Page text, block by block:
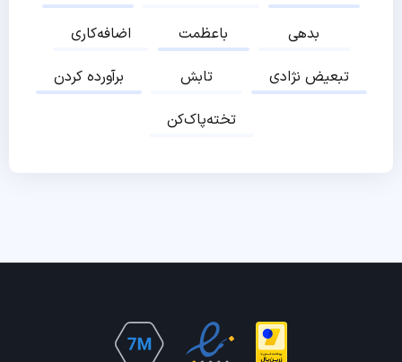
اضافه‌کاری
باعظمت
بدهی
برآورده کردن
تابش
تبعیض نژادی
تخته‌پاک‌کن